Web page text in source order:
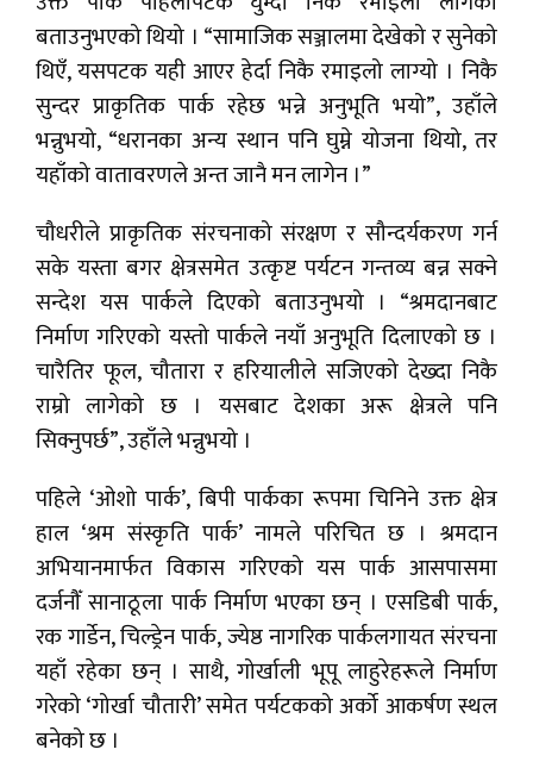
बताउनुभएको थियो । “सामाजिक सञ्जालमा देखेको र सुनेको
थिएँ, यसपटक यही आएर हेर्दा निकै रमाइलो लाग्यो । निकै
सुन्दर प्राकृतिक पार्क रहेछ भन्ने अनुभूति भयो”, उहाँले
भन्नुभयो, “धरानका अन्य स्थान पनि घुम्ने योजना थियो, तर
यहाँको वातावरणले अन्त जानै मन लागेन ।”
चौधरीले प्राकृतिक संरचनाको संरक्षण र सौन्दर्यकरण गर्न
सके यस्ता बगर क्षेत्रसमेत उत्कृष्ट पर्यटन गन्तव्य बन्न सक्ने
सन्देश यस पार्कले दिएको बताउनुभयो । “श्रमदानबाट
निर्माण गरिएको यस्तो पार्कले नयाँ अनुभूति दिलाएको छ ।
चारैतिर फूल, चौतारा र हरियालीले सजिएको देख्दा निकै
राम्रो लागेको छ । यसबाट देशका अरू क्षेत्रले पनि
सिक्नुपर्छ”, उहाँले भन्नुभयो ।
पहिले ‘ओशो पार्क’, बिपी पार्कका रूपमा चिनिने उक्त क्षेत्र
हाल ‘श्रम संस्कृति पार्क’ नामले परिचित छ । श्रमदान
अभियानमार्फत विकास गरिएको यस पार्क आसपासमा
दर्जनौँ सानाठूला पार्क निर्माण भएका छन् । एसडिबी पार्क,
रक गार्डेन, चिल्ड्रेन पार्क, ज्येष्ठ नागरिक पार्कलगायत संरचना
यहाँ रहेका छन् । साथै, गोर्खाली भूपू लाहुरेहरूले निर्माण
गरेको ‘गोर्खा चौतारी’ समेत पर्यटकको अर्को आकर्षण स्थल
बनेको छ ।